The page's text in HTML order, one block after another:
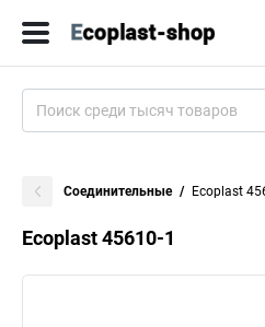
Соединительные Ecoplast
Ecoplast 45610-1